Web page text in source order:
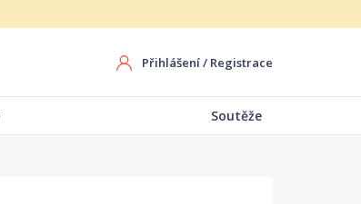
Přihlášení/ Registrace
Soutěže